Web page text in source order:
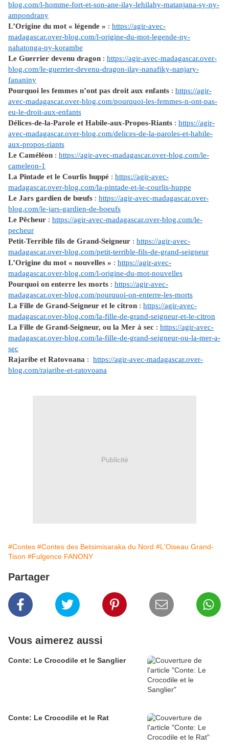
blog.com/l-homme-fort-et-son-ane-ilay-lehilahy-matanjana-sy-ny-
ampondrany
L’Origine du mot « légende » : https://agir-avec-
madagascar.over-blog.com/l-origine-du-mot-legende-ny-
nahatonga-ny-korambe
Le Guerrier devenu dragon : https://agir-avec-madagascar.over-
blog.com/le-guerrier-devenu-dragon-ilay-nanafiky-nanjary-
fananiny
Pourquoi les femmes n’ont pas droit aux enfants : https://agir-
avec-madagascar.over-blog.com/pourquoi-les-femmes-n-ont-pas-
eu-le-droit-aux-enfants
Délices-de-la-Parole et Habile-aux-Propos-Riants : https://agir-
avec-madagascar.over-blog.com/delices-de-la-paroles-et-habile-
aux-propos-riants
Le Caméléon : https://agir-avec-madagascar.over-blog.com/le-
cameleon-1
La Pintade et le Courlis huppé : https://agir-avec-
madagascar.over-blog.com/la-pintade-et-le-courlis-huppe
Le Jars gardien de bœufs : https://agir-avec-madagascar.over-
blog.com/le-jars-gardien-de-boeufs
Le Pêcheur : https://agir-avec-madagascar.over-blog.com/le-
pecheur
Petit-Terrible fils de Grand-Seigneur : https://agir-avec-
madagascar.over-blog.com/petit-terrible-fils-de-grand-seigneur
L’Origine du mot « nouvelles » : https://agir-avec-
madagascar.over-blog.com/l-origine-du-mot-nouvelles
Pourquoi on enterre les morts : https://agir-avec-
madagascar.over-blog.com/pourquoi-on-enterre-les-morts
La Fille de Grand-Seigneur et le citron : https://agir-avec-
madagascar.over-blog.com/la-fille-de-grand-seigneur-et-le-citron
La Fille de Grand-Seigneur, ou la Mer à sec : https://agir-avec-
madagascar.over-blog.com/la-fille-de-grand-seigneur-ou-la-mer-a-
sec
Rajaribe et Ratovoana : https://agir-avec-madagascar.over-
blog.com/rajaribe-et-ratovoana
Publicité
#Contes #Contes des Betsimisaraka du Nord #L'Oiseau Grand-
Tison #Fulgence FANONY
Partager
Vous aimerez aussi
Conte: Le Crocodile et le Sanglier
Conte: Le Crocodile et le Rat